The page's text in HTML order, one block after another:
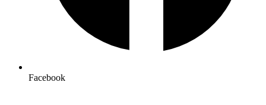
Facebook